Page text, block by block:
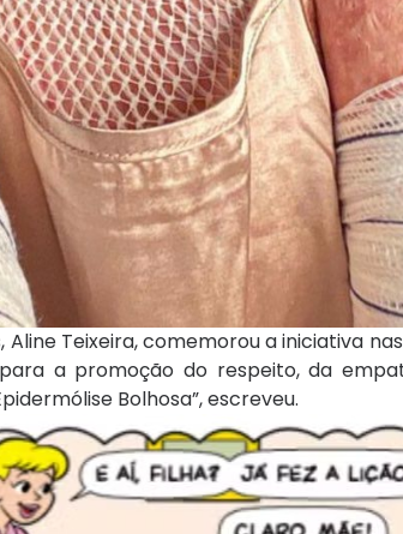
Teixeira, comemorou a iniciativa
a promoção do respeito, da
Bolhosa”, escreveu.